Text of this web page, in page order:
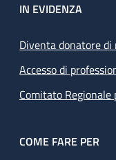
IN EVIDENZA
Diventa donatore
Accesso di
Comitato Regionale
COME FARE PER